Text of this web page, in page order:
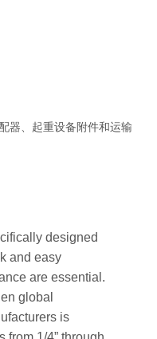
器、起重设备附件和运输
designed
and easy
are essential.
global
is